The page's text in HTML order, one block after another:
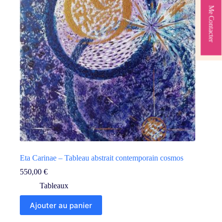
Eta Carinae – Tableau abstrait contemporain cosmos
550,00 €
Tableaux
Ajouter au panier
Me Contacter